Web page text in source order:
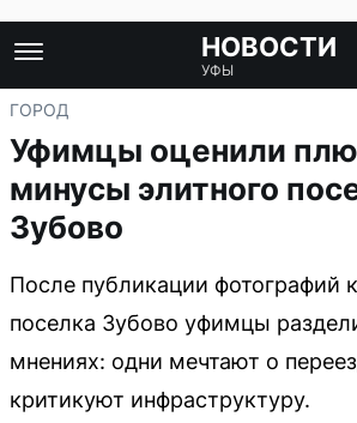
НОВОСТИ
УФЫ
ГОРОД
Уфимцы оценили
минусы элитного
Зубово
После публикации фотографий
поселка Зубово уфимцы
мнениях: одни мечтают о
критикуют инфраструктуру.